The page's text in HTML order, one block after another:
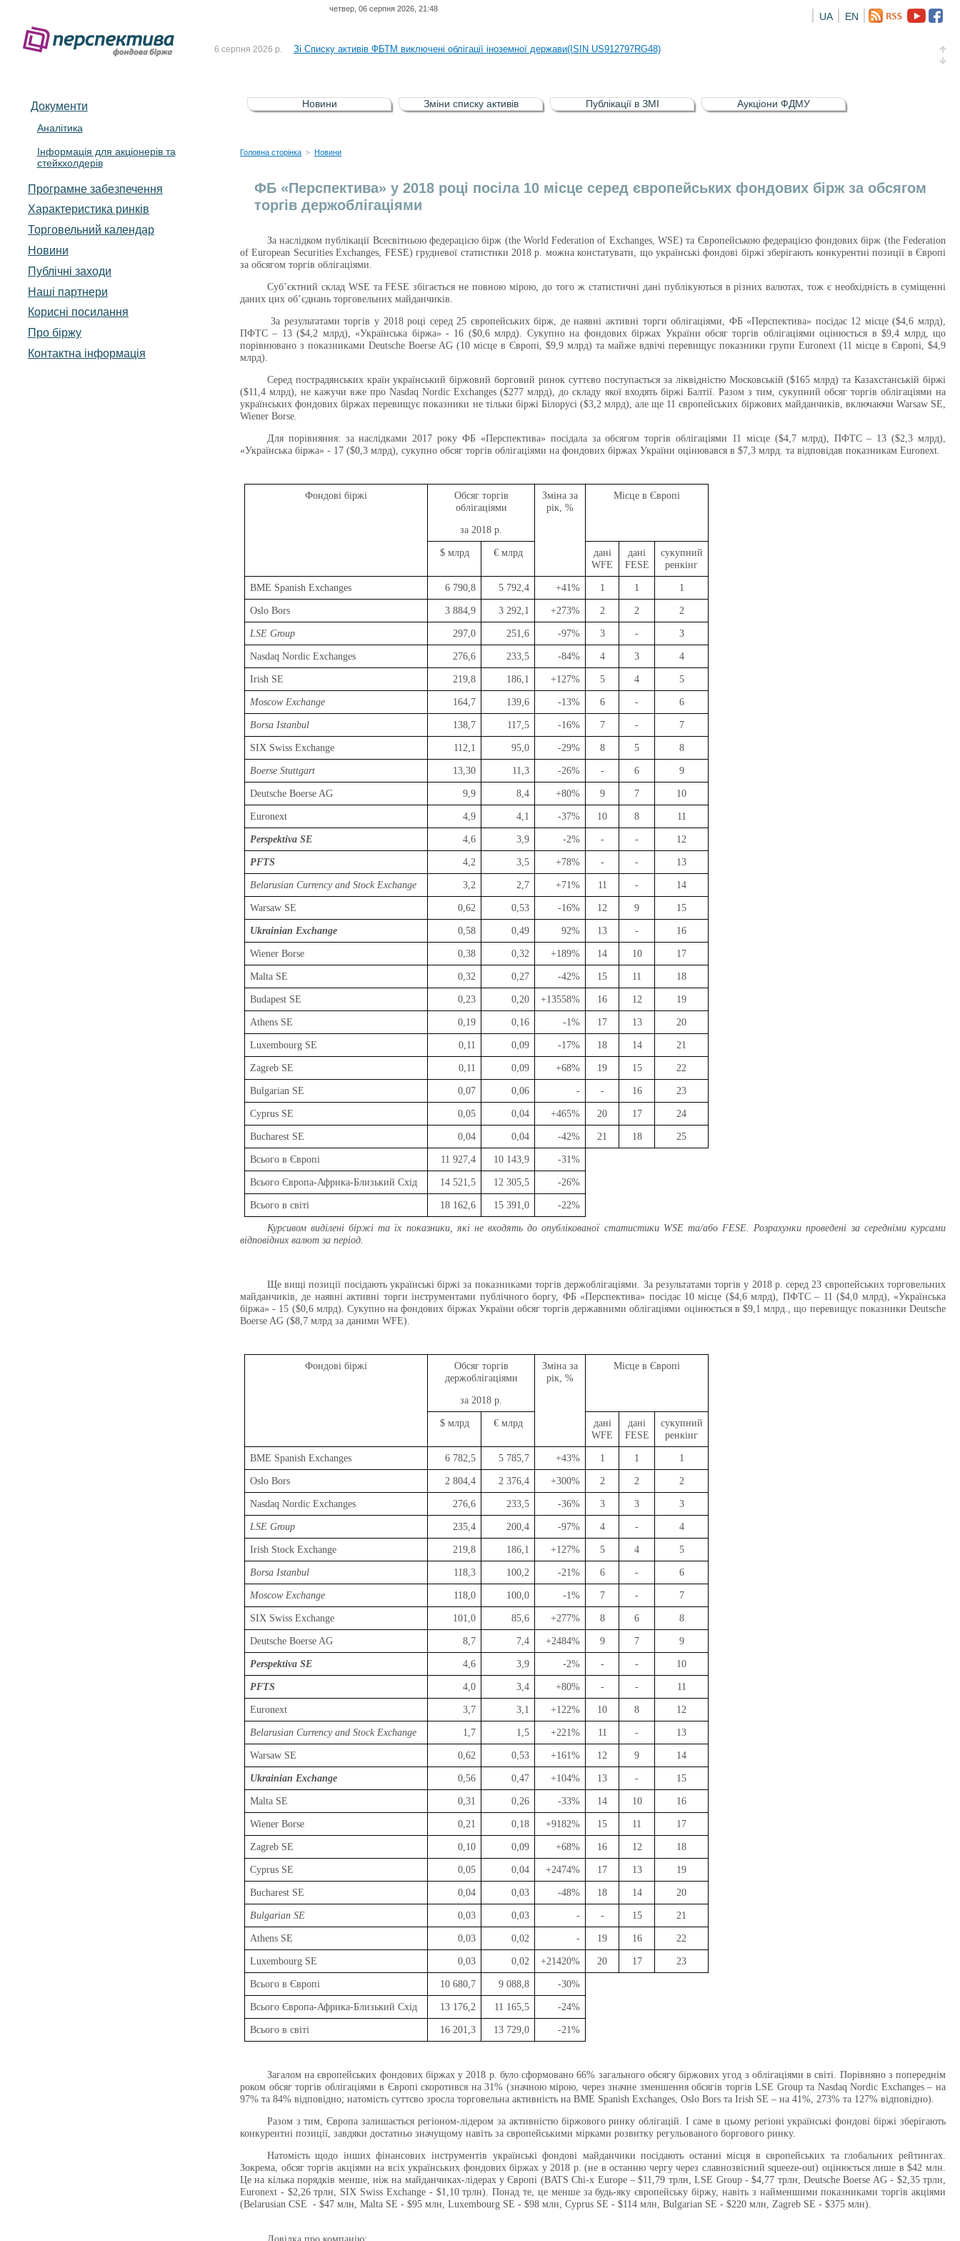
четвер, 06 серпня 2026, 21:48
EN
UA
До Списку активів регульованого фондового ринку (РФР) включена Корпоративна облігація відсоткова електронна іменна (ISIN UA5000016726)
6 серпня 2026 р. Зі Списку активів ФБТМ виключені облігації іноземної держави(ISIN US912797RG48)
5 серпня 2026 р. Зі списку активів РФР виключені Облігація внутрішніх державних позик України (ISIN UA4000232607)
4 серпня 2026 р. До Списку активів регульованого фондового ринку (РФР) включена Корпоративна облігація відсоткова електронна іменна (ISIN UA5000016726)
Документи
Аналітика
Інформація для акціонерів та
стейкхолдерів
Програмне забезпечення
Характеристика pинків
Торговельний календар
Новини
Публічні заходи
Наші партнери
Корисні посилання
Про біржу
Контактна інформація
Новини Зміни списку активів Публікації в ЗМІ Аукціони ФДМУ
Головна сторінка > Новини
ФБ «Перспектива» у 2018 році посіла 10 місце серед європейських фондових бірж за обсягом
торгів держоблігаціями
За наслідком публікації Всесвітньою федерацією бірж (the World Federation of Exchanges, WSE) та Європейською федерацією фондових бірж (theFederation
of European Securities Exchanges, FESE) грудневої статистики 2018 р. можна констатувати, що українські фондові біржі зберігають конкурентні позиції в Європі
за обсягом торгів облігаціями.
Суб’єктний склад WSE та FESE збігається не повною мірою, до того ж статистичні дані публікуються в різних валютах, тож є необхідність в суміщенні
даних цих об’єднань торговельних майданчиків.
За результатами торгів у 2018 році серед 25 європейських бірж, де наявні активні торги облігаціями, ФБ «Перспектива» посідає 12 місце ($4,6 млрд),
ПФТС – 13 ($4,2 млрд), «Українська біржа» - 16 ($0,6 млрд). Сукупно на фондових біржах України обсяг торгів облігаціями оцінюється в $9,4 млрд, що
порівнювано з показниками Deutsche Boerse AG (10 місце в Європі, $9,9 млрд) та майже вдвічі перевищує показники групи Euronext (11 місце в Європі, $4,9
млрд).
Серед пострадянських країн український біржовий борговий ринок суттєво поступається за ліквідністю Московській ($165 млрд) та Казахстанській біржі
($11,4 млрд), не кажучи вже про Nasdaq Nordic Exchanges ($277 млрд), до складу якої входять біржі Балтії. Разом з тим, сукупний обсяг торгів облігаціями на
українських фондових біржах перевищує показники не тільки біржі Білорусі ($3,2 млрд), але ще 11 європейських біржових майданчиків, включаючи Warsaw SE,
Wiener Borse.
Для порівняння: за наслідками 2017 року ФБ «Перспектива» посідала за обсягом торгів облігаціями 11 місце ($4,7 млрд), ПФТС – 13 ($2,3 млрд),
«Українська біржа» - 17 ($0,3 млрд), сукупно обсяг торгів облігаціями на фондових біржах України оцінювався в $7,3 млрд. та відповідав показникам Euronext.
Фондові біржі
Обсяг торгів
облігаціями
за 2018 р.
Зміна за
рік, %
Місце в Європі
$ млрд € млрд
дані
WFE
дані
FESE
сукупний
ренкінг
BME Spanish Exchanges 6 790,8 5 792,4 +41% 1 1 1
Oslo Bors 3 884,9 3 292,1 +273% 2 2 2
LSE Group 297,0 251,6 -97% 3 - 3
Nasdaq Nordic Exchanges 276,6 233,5 -84% 4 3 4
Irish SE 219,8 186,1 +127% 5 4 5
Moscow Exchange 164,7 139,6 -13% 6 - 6
Borsa Istanbul 138,7 117,5 -16% 7 - 7
SIX Swiss Exchange 112,1 95,0 -29% 8 5 8
Boerse Stuttgart 13,30 11,3 -26% - 6 9
Deutsche Boerse AG 9,9 8,4 +80% 9 7 10
Euronext 4,9 4,1 -37% 10 8 11
Perspektiva SE 4,6 3,9 -2% - - 12
PFTS 4,2 3,5 +78% - - 13
Belarusian Currency and Stock Exchange 3,2 2,7 +71% 11 - 14
Warsaw SE 0,62 0,53 -16% 12 9 15
Ukrainian Exchange 0,58 0,49 92% 13 - 16
Wiener Borse 0,38 0,32 +189% 14 10 17
Malta SE 0,32 0,27 -42% 15 11 18
Budapest SE 0,23 0,20 +13558% 16 12 19
Athens SE 0,19 0,16 -1% 17 13 20
Luxembourg SE 0,11 0,09 -17% 18 14 21
Zagreb SE 0,11 0,09 +68% 19 15 22
Bulgarian SE 0,07 0,06 - - 16 23
Cyprus SE 0,05 0,04 +465% 20 17 24
Bucharest SE 0,04 0,04 -42% 21 18 25
Всього в Європі 11 927,4 10 143, 9 -31%
Всього Європа-Африка-Близький Схід 14 521,5 12 305,5 -26%
Всього в світі 18 162,6 15 391,0 -22%
Курсивом виділені біржі та їх показники, які не входять до опублікованої статистики WSE та/або FESE. Розрахунки проведені за середніми курсами
відповідних валют за період.
Ще вищі позиції посідають українські біржі за показниками торгів держоблігаціями. За результатами торгів у 2018 р. серед 23 європейських торговельних
майданчиків, де наявні активні торги інструментами публічного боргу, ФБ «Перспектива» посідає 10 місце ($4,6 млрд), ПФТС – 11 ($4,0 млрд), «Українська
біржа» - 15 ($0,6 млрд). Сукупно на фондових біржах України обсяг торгів державними облігаціями оцінюється в $9,1 млрд., що перевищує показники Deutsche
Boerse AG ($8,7 млрд за даними WFE).
Фондові біржі
Обсяг торгів
держоблігаціями
за 2018 р.
Зміна за
рік, %
Місце в Європі
$ млрд € млрд
дані
WFE
дані
FESE
сукупний
ренкінг
BME Spanish Exchanges 6 782,5 5 785,7 +43% 1 1 1
Oslo Bors 2 804,4 2 376,4 +300% 2 2 2
Nasdaq Nordic Exchanges 276,6 233,5 -36% 3 3 3
LSE Group 235,4 200,4 -97% 4 - 4
Irish Stock Exchange 219,8 186,1 +127% 5 4 5
Borsa Istanbul 118,3 100,2 -21% 6 - 6
Moscow Exchange 118,0 100,0 -1% 7 - 7
SIX Swiss Exchange 101,0 85,6 +277% 8 6 8
Deutsche Boerse AG 8,7 7,4 +2484% 9 7 9
Perspektiva SE 4,6 3,9 -2% - - 10
PFTS 4,0 3,4 +80% - - 11
Euronext 3,7 3,1 +122% 10 8 12
Belarusian Currency and Stock Exchange 1,7 1,5 +221% 11 - 13
Warsaw SE 0,62 0,53 +161% 12 9 14
Ukrainian Exchange 0,56 0,47 +104% 13 - 15
Malta SE 0,31 0,26 -33% 14 10 16
Wiener Borse 0,21 0,18 +9182% 15 11 17
Zagreb SE 0,10 0,09 +68% 16 12 18
Cyprus SE 0,05 0,04 +2474% 17 13 19
Bucharest SE 0,04 0,03 -48% 18 14 20
Bulgarian SE 0,03 0,03 - - 15 21
Athens SE 0,03 0,02 - 19 16 22
Luxembourg SE 0,03 0,02 +21420% 20 17 23
Всього в Європі 10 680,7 9 088,8 -30%
Всього Європа-Африка-Близький Схід 13 176,2 11 165,5 -24%
Всього в світі 16 201,3 13 729,0 -21%
Загалом на європейських фондових біржах у 2018 р. було сформовано 66% загального обсягу біржових угод з облігаціями в світі. Порівняно з попереднім
роком обсяг торгів облігаціями в Європі скоротився на 31% (значною мірою, через значне зменшення обсягів торгів LSE Group та Nasdaq Nordic Exchanges – на
97% та 84% відповідно; натомість суттєво зросла торговельна активність на BME Spanish Exchanges, Oslo Bors та Irish SE – на 41%, 273% та 127% відповідно).
Разом з тим, Європа залишається регіоном-лідером за активністю біржового ринку облігацій. І саме в цьому регіоні українські фондові біржі зберігають
конкурентні позиції, завдяки достатньо значущому навіть за європейськими мірками розвитку регульованого боргового ринку.
Натомість щодо інших фінансових інструментів українські фондові майданчики посідають останні місця в європейських та глобальних рейтингах.
Зокрема, обсяг торгів акціями на всіх українських фондових біржах у 2018 р. (не в останню чергу через славнозвісний squeeze-out) оцінюється лише в $42 млн.
Це на кілька порядків менше, ніж на майданчиках-лідерах у Європі (BATS Chi-x Europe – $11,79 трлн, LSE Group - $4,77 трлн, Deutsche Boerse AG - $2,35 трлн,
Euronext - $2,26 трлн, SIX Swiss Exchange - $1,10 трлн). Понад те, це менше за будь-яку європейську біржу, навіть з найменшими показниками торгів акціями
(Belarusian CSE - $47 млн, Malta SE - $95 млн, Luxembourg SE - $98 млн, Cyprus SE - $114 млн, Bulgarian SE - $220 млн, Zagreb SE - $375 млн).